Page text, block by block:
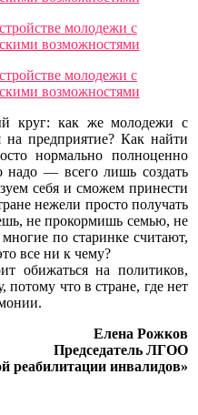
круг: как же молодежи с
на предприятие? Как найти
нормально полноценно
— всего лишь создать
себя и сможем принести
нежели просто получать
не прокормишь семью, не
по старинке считают,
все ни к чему?
обижаться на политиков,
потому что в стране, где нет
Елена Рожков
Председатель ЛГОО
реабилитации инвалидов»